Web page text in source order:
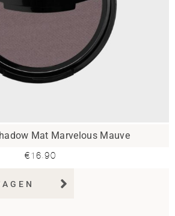
Mat Marvelous Mauve
€16.90